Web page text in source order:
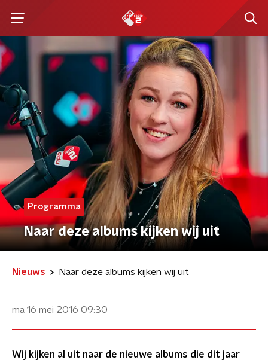
Programma
Naar deze albums kijken wij uit
Nieuws Naar deze albums kijken wij uit
ma 16 mei 2016 09:30
Wij kijken al uit naar de nieuwe albums die dit jaar